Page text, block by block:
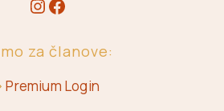
za članove:
Premium Login